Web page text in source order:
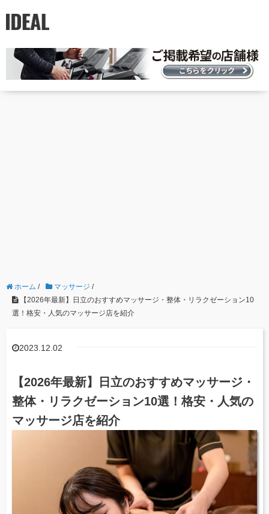
ホーム / マッサージ /
【2026年最新】日立のおすすめマッサージ・整体・リラクゼーション10
選！格安・人気のマッサージ店を紹介
2023.12.02
【2026年最新】日立のおすすめマッサージ・
整体・リラクゼーション10選！格安・人気の
マッサージ店を紹介